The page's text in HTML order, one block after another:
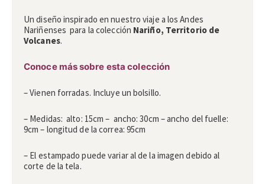
Un diseño inspirado en nuestro viaje a los Andes
Nariñenses para la colección Nariño, Territorio de
Volcanes.
Conoce más sobre esta colección
– Vienen forradas. Incluye un bolsillo.
– Medidas: alto: 15cm – ancho: 30cm – ancho del fuelle:
9cm – longitud de la correa: 95cm
– El estampado puede variar al de la imagen debido al
corte de la tela.